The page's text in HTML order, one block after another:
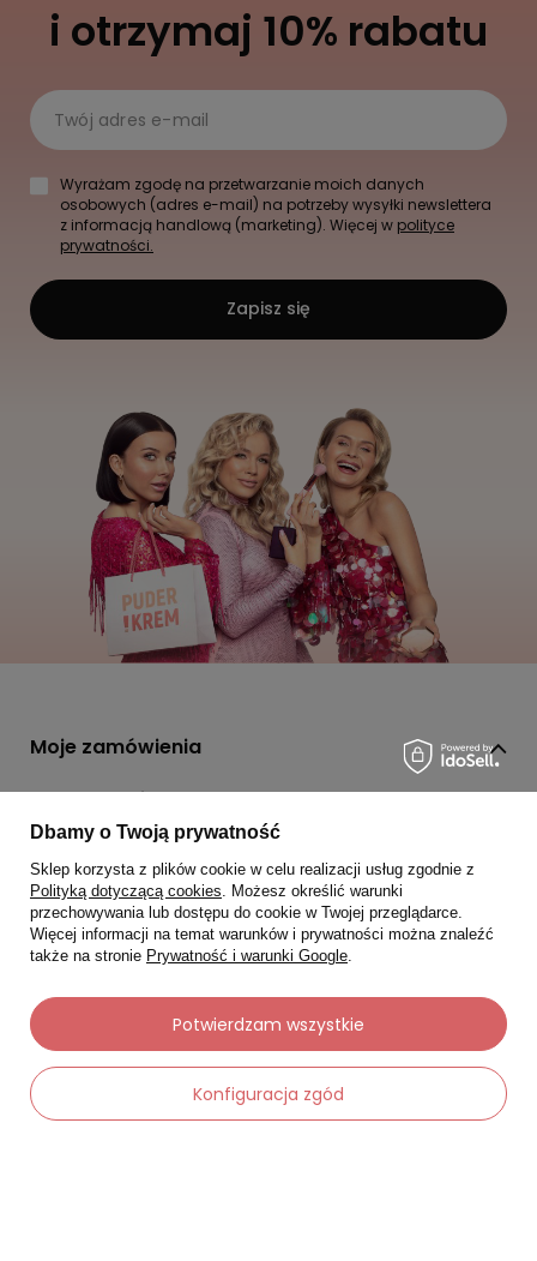
i otrzymaj 10% rabatu
Twój adres e-mail
Wyrażam zgodę na przetwarzanie moich danych
osobowych (adres e-mail) na potrzeby wysyłki newslettera
z informacją handlową (marketing). Więcej w polityce
prywatności.
Zapisz się
Moje zamówienia
Status zamówienia
Śledzenie przesyłki
Chcę zareklamować produkt
Chcę zwrócić produkt
Chcę wymienić towar
Kontakt
Moje konto
Dbamy o Twoją prywatność
Sklep korzysta z plików cookie w celu realizacji usług zgodnie z
Polityką dotyczącą cookies. Możesz określić warunki
przechowywania lub dostępu do cookie w Twojej przeglądarce.
Więcej informacji na temat warunków i prywatności można znaleźć
także na stronie Prywatność i warunki Google.
Konfiguracja zgód
Potwierdzam wszystkie